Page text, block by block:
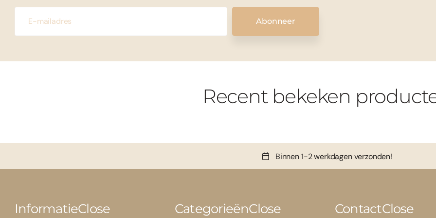
Abonneer
Recent bekeken
Binnen 1-2 werkdagen verzonden!
InformatieClose CategorieënClose ContactClose